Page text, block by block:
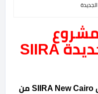
سيرة القاهرة الجديدة SIIRA
سيرة التجمع الخامس SIIRA New Cairo من